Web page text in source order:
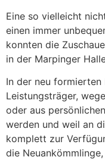
Eine so vielleicht
einen immer
konnten die
in der Marpinger
In der neu
Leistungsträger,
oder aus
werden und weil an
komplett zur
die